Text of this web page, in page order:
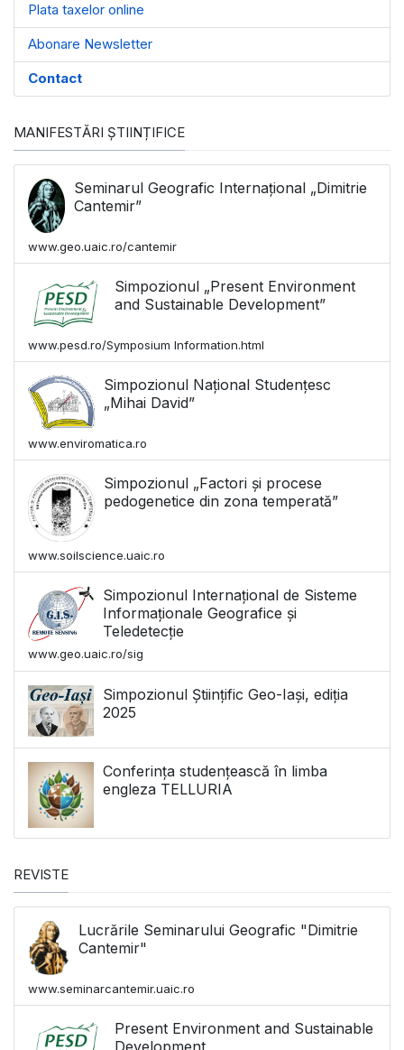
Plata taxelor online
Abonare Newsletter
Contact
MANIFESTĂRI ȘTIINȚIFICE
Seminarul Geografic Internațional „Dimitrie
Cantemir”
www.geo.uaic.ro/cantemir
Simpozionul „Present Environment
and Sustainable Development”
www.pesd.ro/Symposium Information.html
Simpozionul Național Studențesc
„Mihai David”
www.enviromatica.ro
Simpozionul „Factori și procese
pedogenetice din zona temperată”
www.soilscience.uaic.ro
Simpozionul Internațional de Sisteme
Informaționale Geografice și
Teledetecție
www.geo.uaic.ro/sig
Simpozionul Științific Geo-Iași, ediția
2025
Conferința studențească în limba
engleza TELLURIA
REVISTE
Lucrările Seminarului Geografic "Dimitrie
Cantemir"
www.seminarcantemir.uaic.ro
Present Environment and Sustainable